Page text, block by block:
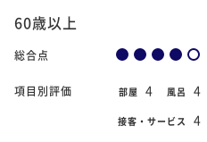
60歳以上
総合点
項目別評価 部屋 4 風呂 4
接客・サービス 4